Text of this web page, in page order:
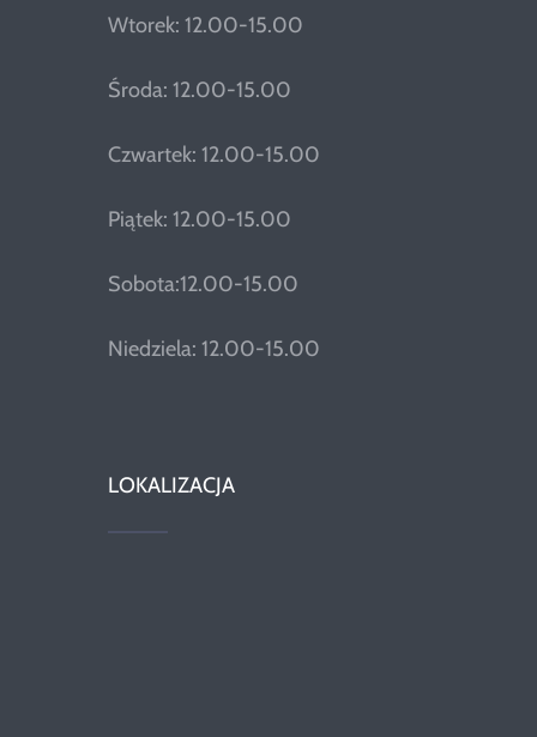
Wtorek: 12.00-15.00
Środa: 12.00-15.00
Czwartek: 12.00-15.00
Piątek: 12.00-15.00
Sobota:12.00-15.00
Niedziela: 12.00-15.00
LOKALIZACJA